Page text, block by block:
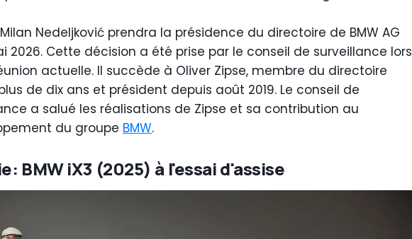
Nedeljković prendra la présidence du directoire de BMW AG
2026. Cette décision a été prise par le conseil de surveillance lors
actuelle. Il succède à Oliver Zipse, membre du directoire
de dix ans et président depuis août 2019. Le conseil de
a salué les réalisations de Zipse et sa contribution au
du groupe BMW.
BMW iX3 (2025) à l'essai d'assise